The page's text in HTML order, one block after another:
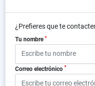
¿Prefieres que te
Tu nombre *
Correo electrónico *